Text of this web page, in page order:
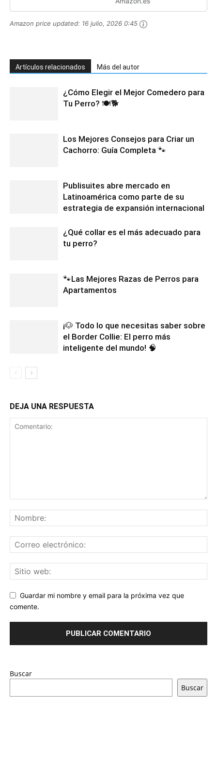
Amazon price updated: 16 julio, 2026 0:45
Artículos relacionados Más del autor
¿Cómo Elegir el Mejor Comedero para
Tu Perro? 🍽️🐕
Los Mejores Consejos para Criar un
Cachorro: Guía Completa 🐾
Publisuites abre mercado en
Latinoamérica como parte de su
estrategia de expansión internacional
¿Qué collar es el más adecuado para
tu perro?
🐾Las Mejores Razas de Perros para
Apartamentos
¡🐶 Todo lo que necesitas saber sobre
el Border Collie: El perro más
inteligente del mundo! 🧠
DEJA UNA RESPUESTA
Guardar mi nombre y email para la próxima vez que
comente.
Buscar
Buscar